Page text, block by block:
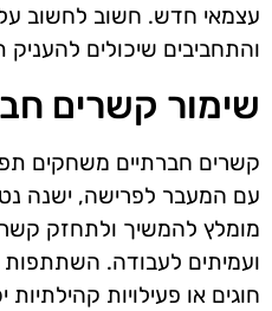
עצמאי חדש. חשוב לחשוב על
והתחביבים שיכולים
שימור קשרים
קשרים חברתיים משחקים
עם המעבר לפרישה, ישנה
מומלץ להמשיך ולתחזק
ועמיתים לעבודה. השתתפות
חוגים או פעילויות